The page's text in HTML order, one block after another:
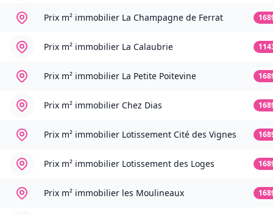
Prix m² immobilier La Champagne de Ferrat
Prix m² immobilier La Calaubrie
Prix m² immobilier La Petite Poitevine
Prix m² immobilier Chez Dias
Prix m² immobilier Lotissement Cité des Vignes
Prix m² immobilier Lotissement des Loges
Prix m² immobilier les Moulineaux